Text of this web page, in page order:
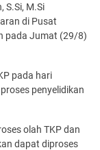
S.Si, M.Si
di Pusat
pada Jumat (29/8)
pada hari
penyelidikan
olah TKP dan
dapat diproses